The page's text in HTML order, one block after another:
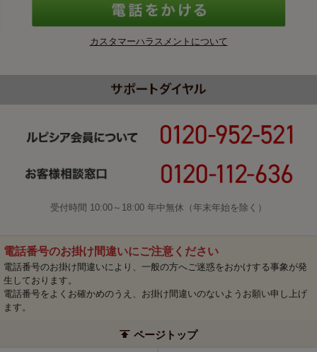
カスタマーハラスメントについて
受付時間 10:00～18:00 年中無休（年末年始を除く）
電話番号のお掛け間違いにご注意ください
電話番号のお掛け間違いにより、一般の方へご迷惑をおかけする事象が発
生しております。
電話番号をよくお確かめのうえ、お掛け間違いのないようお願い申し上げ
ます。
ページトップ